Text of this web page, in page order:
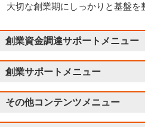
大切な創業期にしっかりと基盤を
創業資金調達サポートメニュー
創業サポートメニュー
その他コンテンツメニュー